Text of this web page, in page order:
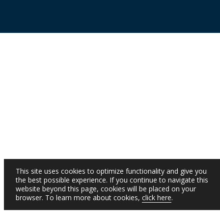
This site uses cookies to optimize functionality and give you
the best possible experience. If you continue to navigate this
website beyond this page, cookies will be placed on your
browser. To learn more about cookies, click here.